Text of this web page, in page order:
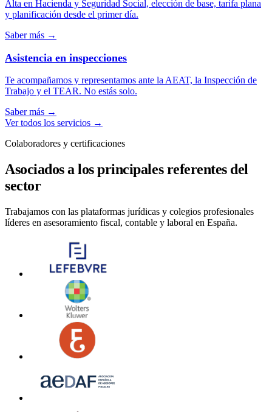
Alta en Hacienda y Seguridad Social, elección de base, tarifa plana
y planificación desde el primer día.
Saber más →
Asistencia en inspecciones
Te acompañamos y representamos ante la AEAT, la Inspección de
Trabajo y el TEAR. No estás solo.
Saber más →
Ver todos los servicios →
Colaboradores y certificaciones
Asociados a los principales referentes del
sector
Trabajamos con las plataformas jurídicas y colegios profesionales
líderes en asesoramiento fiscal, contable y laboral en España.